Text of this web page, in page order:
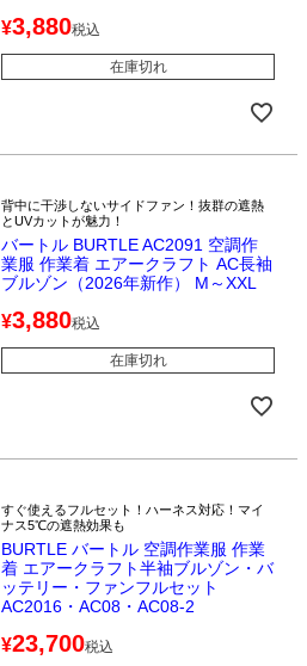
¥3,880税込
在庫切れ
背中に干渉しないサイドファン！抜群の遮熱
とUVカットが魅力！
バートル BURTLE AC2091 空調作
業服 作業着 エアークラフト AC長袖
ブルゾン（2026年新作） M～XXL
¥3,880税込
在庫切れ
すぐ使えるフルセット！ハーネス対応！マイ
ナス5℃の遮熱効果も
BURTLE バートル 空調作業服 作業
着 エアークラフト半袖ブルゾン・バ
ッテリー・ファンフルセット
AC2016・AC08・AC08-2
¥23,700税込